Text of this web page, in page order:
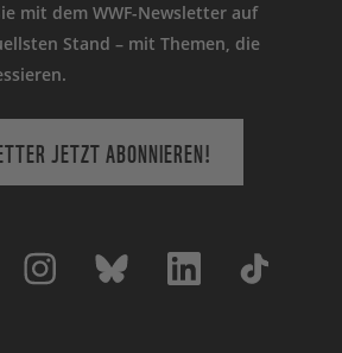
mit dem WWF-Newsletter auf
Stand – mit Themen, die
JETZT ABONNIEREN!